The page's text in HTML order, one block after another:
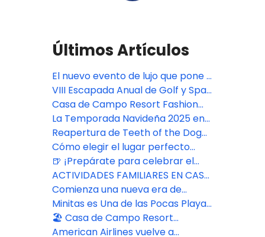
Últimos Artículos
El nuevo evento de lujo que pone a
República Dominicana en el mapa
de la moda - Casa de Campo
Fashion Week
VIII Escapada Anual de Golf y Spa
para Parejas en Casa de Campo
Resort
Casa de Campo Resort Fashion
Week
La Temporada Navideña 2025 en
Casa de Campo Resort ofreció
tradiciones clásicas y experiencias
familiares
Reapertura de Teeth of the Dog
en Casa de Campo Resort
Cómo elegir el lugar perfecto
para una boda en Casa de Campo
Resort & Villas® Resort
🍺 ¡Prepárate para celebrar el
Oktoberfest Chavón!
ACTIVIDADES FAMILIARES EN CASA
DE CAMPO RESORT
Comienza una nueva era de
belleza consciente en The Spa
Casa de Campo Resort
Minitas es Una de las Pocas Playas
Libres de Algas en el Caribe
🏖️ Casa de Campo Resort
presenta su nuevo espacio
American Airlines vuelve a